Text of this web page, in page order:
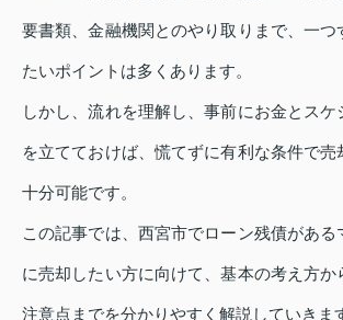
要書類、金融機関とのやり取りまで、一つ
たいポイントは多くあります。
しかし、流れを理解し、事前にお金とスケ
を立てておけば、慌てずに有利な条件で売
十分可能です。
この記事では、西宮市でローン残債がある
に売却したい方に向けて、基本の考え方か
注意点までを分かりやすく解説していきま